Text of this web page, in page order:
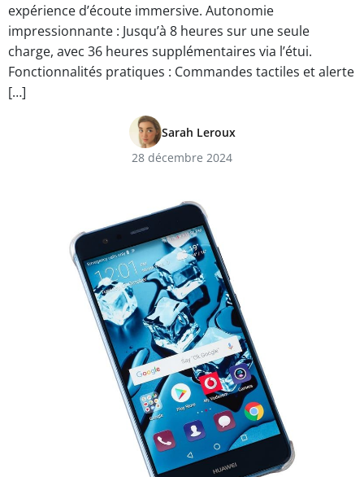
expérience d’écoute immersive. Autonomie
impressionnante : Jusqu’à 8 heures sur une seule
charge, avec 36 heures supplémentaires via l’étui.
Fonctionnalités pratiques : Commandes tactiles et alerte
[…]
Sarah Leroux
28 décembre 2024